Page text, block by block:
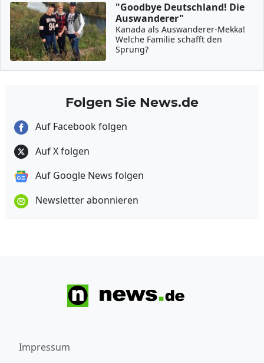
"Goodbye Deutschland! Die
Auswanderer"
Kanada als Auswanderer-Mekka!
Welche Familie schafft den
Sprung?
Folgen Sie News.de
Auf Facebook folgen
Auf X folgen
Auf Google News folgen
Newsletter abonnieren
Impressum